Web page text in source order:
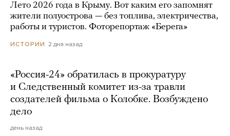
Лето 2026 года в Крыму. Вот каким его запомнят
жители полуострова — без топлива, электричества,
работы и туристов. Фоторепортаж «Берега»
ИСТОРИИ 2 дня назад
«Россия-24» обратилась в прокуратуру
и Следственный комитет из-за травли
создателей фильма о Колобке. Возбуждено
дело
день назад